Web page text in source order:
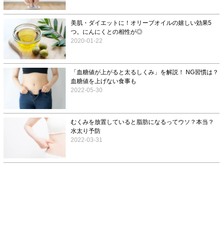
美肌・ダイエットに！オリーブオイルの嬉しい効果5
つ。にんにくとの相性が◎
2020-01-22
「血糖値が上がると太るしくみ」を解説！ NG習慣は？
血糖値を上げない食事も
2022-05-30
むくみを放置していると脂肪になるってウソ？本当？
水太り予防
2022-03-31